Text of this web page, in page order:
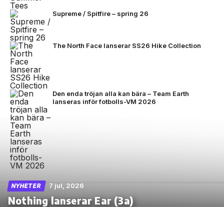
Supreme / Spitfire – spring 26
The North Face lanserar SS26 Hike Collection
Den enda tröjan alla kan bära – Team Earth
lanseras inför fotbolls-VM 2026
NYHETER 7 jul, 2026
Nothing lanserar Ear (3a)